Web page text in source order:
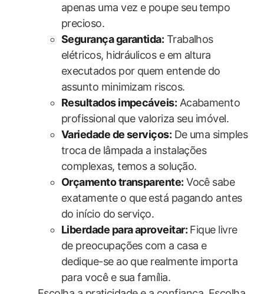
apenas uma ‍vez e poupe seu ⁤tempo
precioso.
Segurança garantida: Trabalhos
elétricos, hidráulicos e em altura
executados por quem entende do⁢
assunto minimizam riscos.
Resultados impecáveis: Acabamento
profissional que valoriza seu imóvel.
Variedade de serviços: De ‌uma simples
troca⁤ de lâmpada ‌a instalações
complexas, temos a solução.
Orçamento transparente: Você sabe
exatamente‌ o que ⁢está pagando antes
do início do⁣ serviço.
Liberdade para aproveitar:Fique livre
de preocupações com a⁣ casa e
dedique-se ao que realmente importa
para você e sua família.